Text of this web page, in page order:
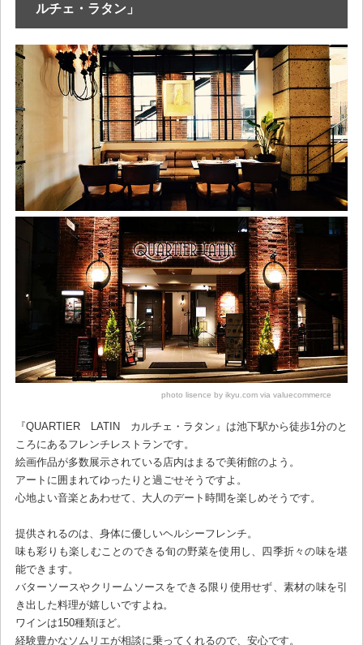
ルチェ・ラタン」
photo lisence by ikyu.com via valuecommerce
『QUARTIER LATIN カルチェ・ラタン』は池下駅から徒歩1分のと
ころにあるフレンチレストランです。
絵画作品が多数展示されている店内はまるで美術館のよう。
アートに囲まれてゆったりと過ごせそうですよ。
心地よい音楽とあわせて、大人のデート時間を楽しめそうです。
提供されるのは、身体に優しいヘルシーフレンチ。
味も彩りも楽しむことのできる旬の野菜を使用し、四季折々の味を堪
能できます。
バターソースやクリームソースをできる限り使用せず、素材の味を引
き出した料理が嬉しいですよね。
ワインは150種類ほど。
経験豊かなソムリエが相談に乗ってくれるので、安心です。